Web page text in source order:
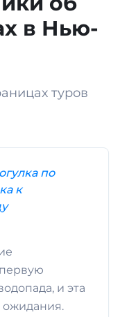
в Нью-
туров
по
к
и эта
ожидания.